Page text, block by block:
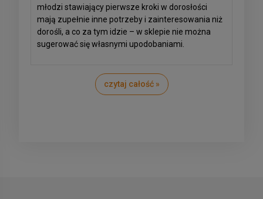
młodzi stawiający pierwsze kroki w dorosłości
mają zupełnie inne potrzeby i zainteresowania niż
dorośli, a co za tym idzie – w sklepie nie można
sugerować się własnymi upodobaniami.
czytaj całość »